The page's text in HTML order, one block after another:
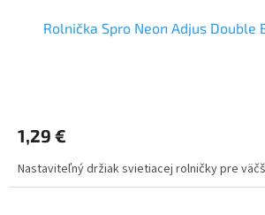
Rolnička Spro Neon Adjus Double
1,29 €
Nastaviteľný držiak svietiacej rolničky pre